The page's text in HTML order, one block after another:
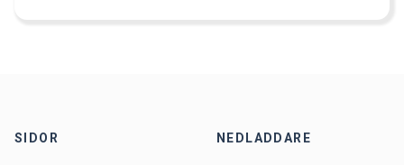
SIDOR NEDLADDARE